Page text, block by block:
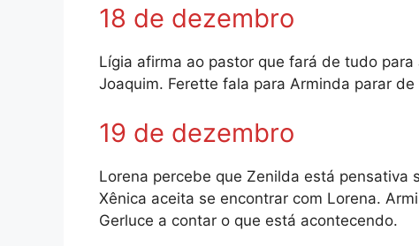
18 de dezembro
Lígia afirma ao pastor que fará de tudo
Joaquim. Ferette fala para Arminda parar de
19 de dezembro
Lorena percebe que Zenilda está pensativa
Xênica aceita se encontrar com Lorena.
Gerluce a contar o que está acontecendo.